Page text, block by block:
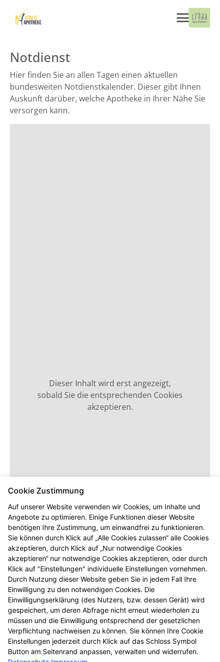
Notdienst
Hier finden Sie an allen Tagen einen aktuellen
bundesweiten Notdienstkalender. Dieser gibt Ihnen
Auskunft darüber, welche Apotheke in Ihrer Nähe Sie
versorgen kann.
Dieser Inhalt wird erst angezeigt,
sobald Sie die entsprechenden Cookies
akzeptieren.
Cookie Zustimmung
Auf unserer Website verwenden wir Cookies, um Inhalte und
Angebote zu optimieren. Einige Funktionen dieser Website
benötigen Ihre Zustimmung, um einwandfrei zu funktionieren.
Sie können durch Klick auf „Alle Cookies zulassen“ alle Cookies
akzeptieren, durch Klick auf „Nur notwendige Cookies
akzeptieren“ nur notwendige Cookies akzeptieren, oder durch
Klick auf "Einstellungen" individuelle Einstellungen vornehmen.
Durch Nutzung dieser Website geben Sie in jedem Fall Ihre
Einwilligung zu den notwendigen Cookies. Die
Einwilligungserklärung (des Nutzers, bzw. dessen Gerät) wird
gespeichert, um deren Abfrage nicht erneut wiederholen zu
müssen und die Einwilligung entsprechend der gesetzlichen
Verpflichtung nachweisen zu können. Sie können Ihre Cookie
Einstellungen jederzeit durch Klick auf das Schloss Symbol
Button am Seitenrand anpassen, verwalten und widerrufen.